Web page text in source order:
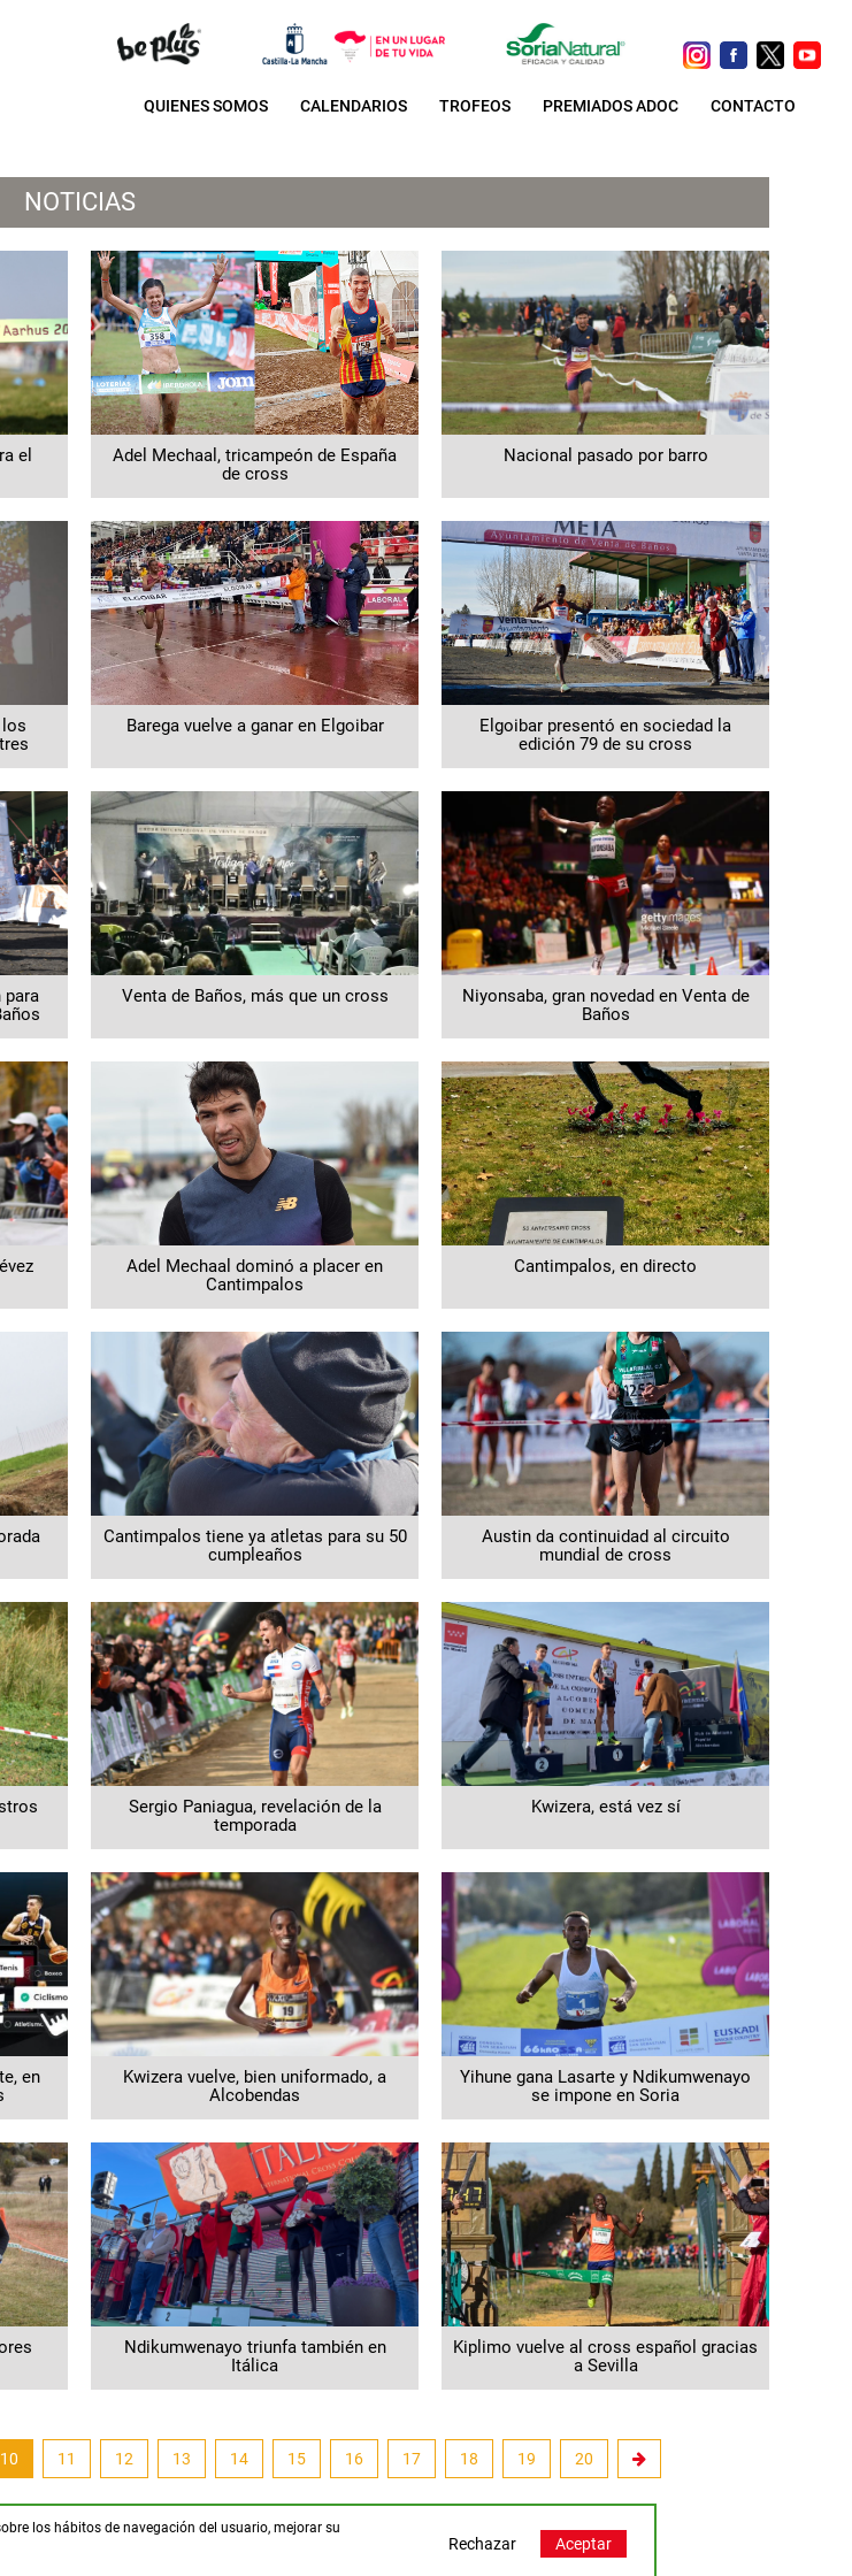
QUIENES SOMOS CALENDARIOS TROFEOS PREMIADOS ADOC CONTACTO
NOTICIAS
el
Adel Mechaal, tricampeón de España
de cross
Nacional pasado por barro
los
Barega vuelve a ganar en Elgoibar
Elgoibar presentó en sociedad la
edición 79 de su cross
para
Venta de Baños, más que un cross
Niyonsaba, gran novedad en Venta de
Baños
Adel Mechaal dominó a placer en
Cantimpalos
Cantimpalos, en directo
Cantimpalos tiene ya atletas para su 50
cumpleaños
Austin da continuidad al circuito
mundial de cross
Sergio Paniagua, revelación de la
temporada
Kwizera, está vez sí
en
Kwizera vuelve, bien uniformado, a
Alcobendas
Yihune gana Lasarte y Ndikumwenayo
se impone en Soria
Ndikumwenayo triunfa también en
Itálica
Kiplimo vuelve al cross español gracias
a Sevilla
10 noticias.current
11 12 13 14 15 16 17 18 19 20
los hábitos de navegación del usuario, mejorar su
Rechazar Aceptar